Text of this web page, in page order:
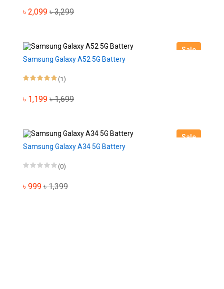
৳ 2,099 ৳ 3,299
Sale
Samsung Galaxy A52 5G Battery
(1)
৳ 1,199 ৳ 1,699
Sale
Samsung Galaxy A34 5G Battery
(0)
৳ 999 ৳ 1,399